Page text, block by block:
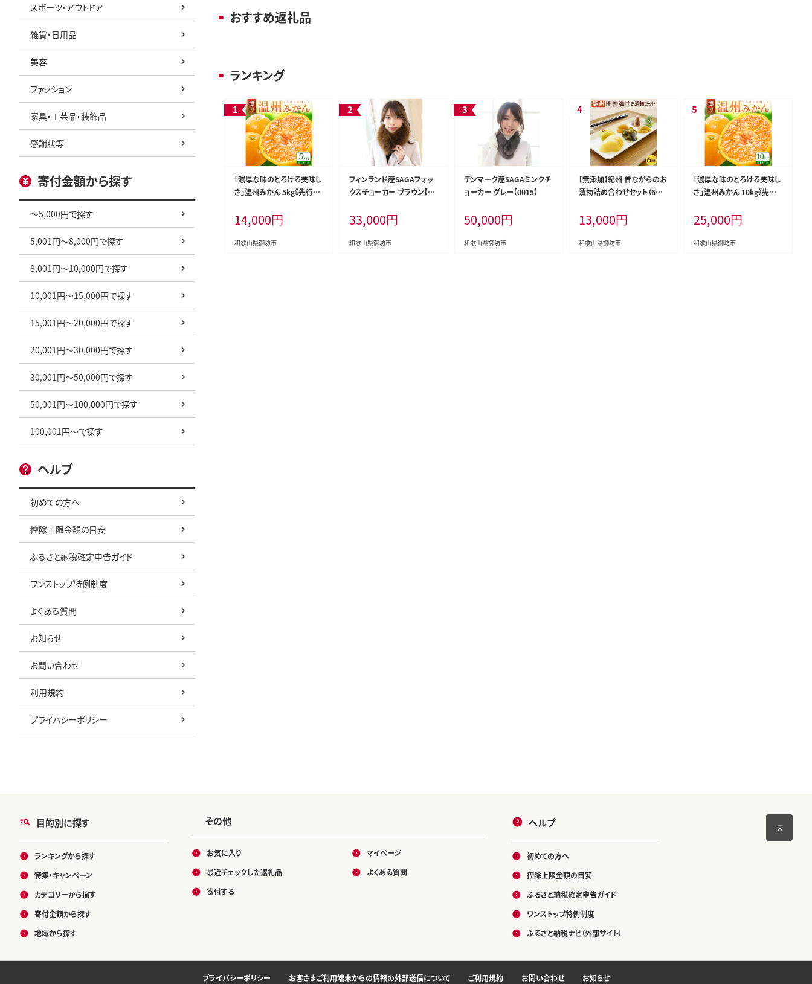
スポーツ・アウトドア
雑貨・日用品
美容
ファッション
家具・工芸品・装飾品
感謝状等
寄付金額から探す
～5,000円で探す
5,001円～8,000円で探す
8,001円～10,000円で探す
10,001円～15,000円で探す
15,001円～20,000円で探す
20,001円～30,000円で探す
30,001円～50,000円で探す
50,001円～100,000円で探す
100,001円～で探す
ヘルプ
初めての方へ
控除上限金額の目安
ふるさと納税確定申告ガイド
ワンストップ特例制度
よくある質問
お知らせ
お問い合わせ
利用規約
プライバシーポリシー
おすすめ返礼品
ランキング
「濃厚な味のとろける美味し
さ」温州みかん 5kg《先行予
14,000円
和歌山県御坊市
フィンランド産SAGAフォッ
クスチョーカー ブラウン【00
33,000円
和歌山県御坊市
デンマーク産SAGAミンクチ
ョーカー グレー【0015】
50,000円
和歌山県御坊市
【無添加】紀州 昔ながらのお
漬物詰め合わせセット（6種
13,000円
和歌山県御坊市
「濃厚な味のとろける美味し
さ」温州みかん 10kg《先行
25,000円
和歌山県御坊市
目的別に探す
ランキングから探す
特集・キャンペーン
カテゴリーから探す
寄付金額から探す
地域から探す
その他
お気に入り
最近チェックした返礼品
寄付する
マイページ
よくある質問
ヘルプ
初めての方へ
控除上限金額の目安
ふるさと納税確定申告ガイド
ワンストップ特例制度
ふるさと納税ナビ（外部サイト）
プライバシーポリシー お客さまご利用端末からの情報の外部送信について ご利用規約 お問い合わせ お知らせ